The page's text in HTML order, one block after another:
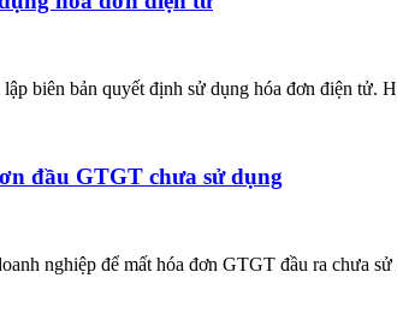
biên bản quyết định sử dụng hóa đơn điện tử.
đầu GTGT chưa sử dụng
nghiệp để mất hóa đơn GTGT đầu ra chưa sử